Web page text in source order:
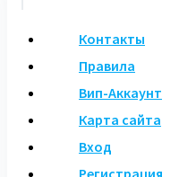
Контакты
Правила
Вип-Аккаунт
Карта сайта
Вход
Регистрация